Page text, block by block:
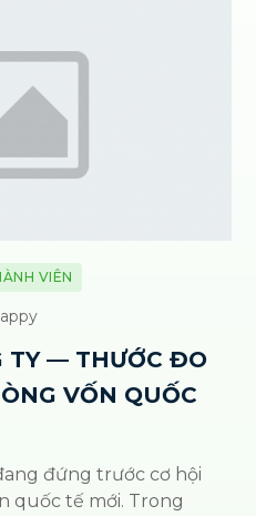
VIÊN
TY — THƯỚC ĐO
VỐN QUỐC
đứng trước cơ hội
quốc tế mới. Trong